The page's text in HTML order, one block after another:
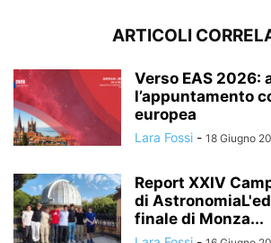
ARTICOLI
Verso EAS 2026:
l’appuntamento
europea
Lara Fossi - 18 Giugno
Report XXIV
di
finale di Monza...